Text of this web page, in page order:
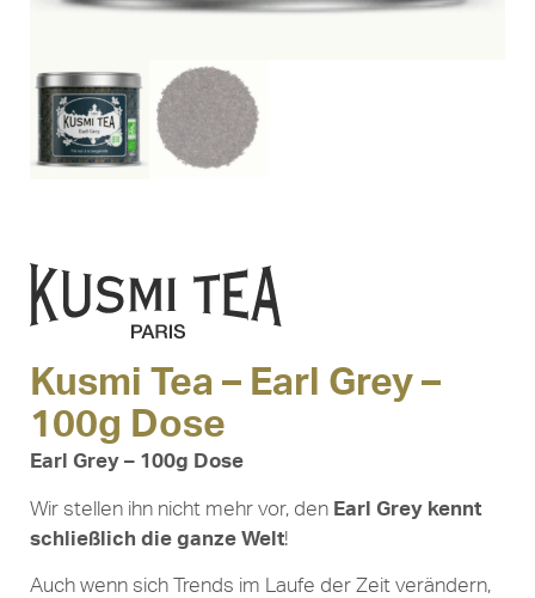
Kusmi Tea – Earl Grey –
100g Dose
Earl Grey – 100g Dose
Wir stellen ihn nicht mehr vor, den Earl Grey kennt
schließlich die ganze Welt!
Auch wenn sich Trends im Laufe der Zeit verändern,